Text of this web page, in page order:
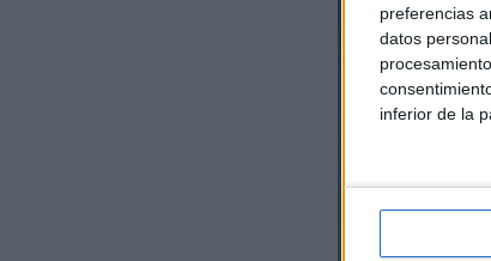
preferencias
datos
inferior de la